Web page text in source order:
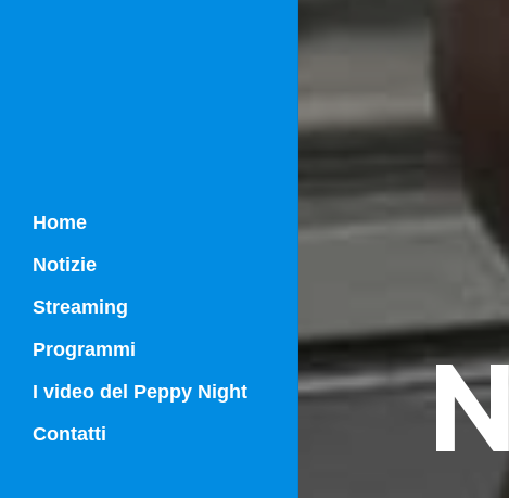
Home
Notizie
Streaming
Programmi
Campania Sport
I video del Peppy Night
Contatti